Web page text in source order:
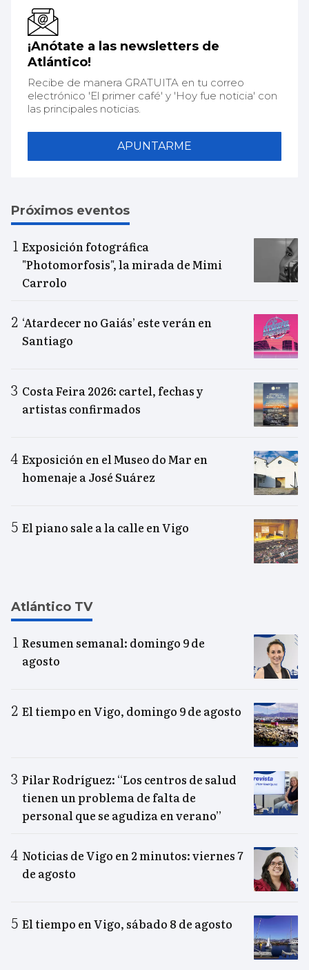
¡Anótate a las newsletters de
Atlántico!
Recibe de manera GRATUITA en tu correo
electrónico 'El primer café' y 'Hoy fue noticia' con
las principales noticias.
APUNTARME
Próximos eventos
Exposición fotográfica
"Photomorfosis", la mirada de Mimi
Carrolo
‘Atardecer no Gaiás’ este verán en
Santiago
Costa Feira 2026: cartel, fechas y
artistas confirmados
Exposición en el Museo do Mar en
homenaje a José Suárez
El piano sale a la calle en Vigo
Atlántico TV
Resumen semanal: domingo 9 de
agosto
El tiempo en Vigo, domingo 9 de agosto
Pilar Rodríguez: “Los centros de salud
tienen un problema de falta de
personal que se agudiza en verano”
Noticias de Vigo en 2 minutos: viernes 7
de agosto
El tiempo en Vigo, sábado 8 de agosto